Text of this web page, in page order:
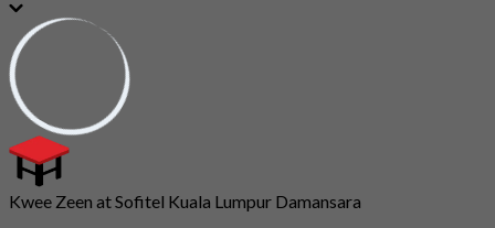
Kwee Zeen at Sofitel Kuala Lumpur Damansara